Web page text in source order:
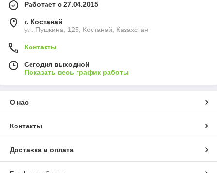
Работает с 27.04.2015
г. Костанай
ул. Пушкина, 125, Костанай, Казахстан
Контакты
Сегодня выходной
Показать весь график работы
О нас
Контакты
Доставка и оплата